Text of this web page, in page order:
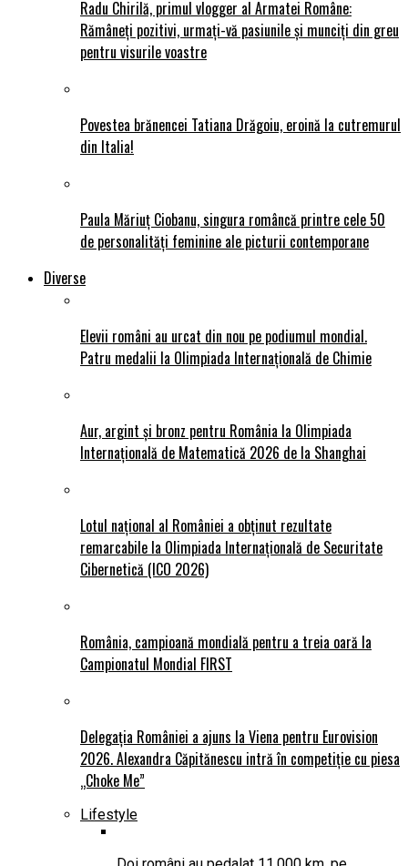
Radu Chirilă, primul vlogger al Armatei Române:
Rămâneți pozitivi, urmați-vă pasiunile și munciți din greu
pentru visurile voastre
Povestea brănencei Tatiana Drăgoiu, eroină la cutremurul
din Italia!
Paula Măriuț Ciobanu, singura româncă printre cele 50
de personalități feminine ale picturii contemporane
Diverse
Elevii români au urcat din nou pe podiumul mondial.
Patru medalii la Olimpiada Internațională de Chimie
Aur, argint și bronz pentru România la Olimpiada
Internațională de Matematică 2026 de la Shanghai
Lotul național al României a obținut rezultate
remarcabile la Olimpiada Internațională de Securitate
Cibernetică (ICO 2026)
România, campioană mondială pentru a treia oară la
Campionatul Mondial FIRST
Delegația României a ajuns la Viena pentru Eurovision
2026. Alexandra Căpitănescu intră în competiție cu piesa
„Choke Me”
Lifestyle